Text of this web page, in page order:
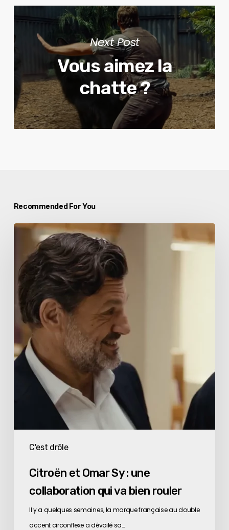
Next Post
Vous aimez la
chatte ?
Recommended For You
C'est drôle
Citroën
Omar
Sy
une
collaboration
va
bien
Citroën et Omar Sy : une
collaboration qui va bien rouler
Il y a quelques semaines, la marque française au double
accent circonflexe a dévoilé sa…